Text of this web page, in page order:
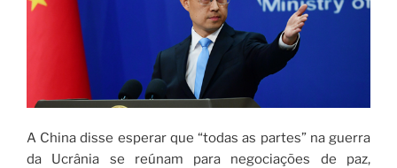
A China disse esperar que “todas as partes” na guerra
da Ucrânia se reúnam para negociações de paz,